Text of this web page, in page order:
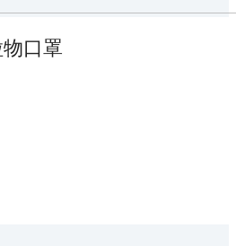
口罩